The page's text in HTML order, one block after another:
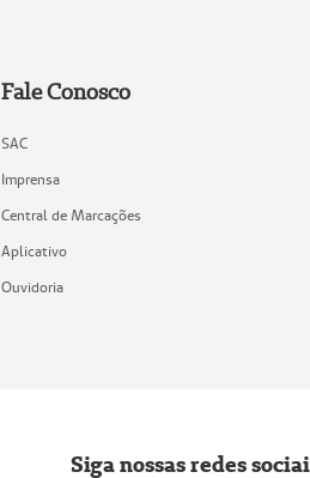
Fale Conosco
SAC
Imprensa
Central de Marcações
Aplicativo
Ouvidoria
Siga nossas redes